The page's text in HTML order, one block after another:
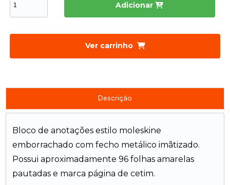
Adicionar
Ver carrinho
Descrição
Bloco de anotações estilo moleskine
emborrachado com fecho metálico imãtizado.
Possui aproximadamente 96 folhas amarelas
pautadas e marca página de cetim.